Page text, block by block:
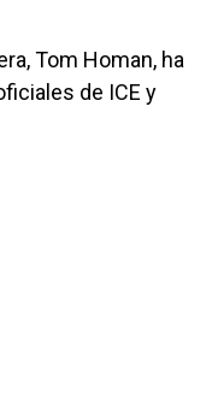
Tom Homan, ha
de ICE y